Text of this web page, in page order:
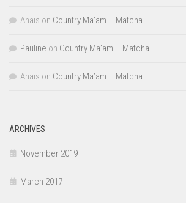
Anaïs on Country Ma’am – Matcha
Pauline on Country Ma’am – Matcha
Anaïs on Country Ma’am – Matcha
ARCHIVES
November 2019
March 2017